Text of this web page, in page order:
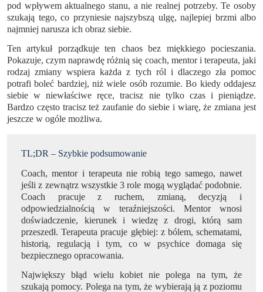
pod wpływem aktualnego stanu, a nie realnej potrzeby. Te osoby
szukają tego, co przyniesie najszybszą ulgę, najlepiej brzmi albo
najmniej narusza ich obraz siebie.
Ten artykuł porządkuje ten chaos bez miękkiego pocieszania.
Pokazuje, czym naprawdę różnią się coach, mentor i terapeuta, jaki
rodzaj zmiany wspiera każda z tych ról i dlaczego zła pomoc
potrafi boleć bardziej, niż wiele osób rozumie. Bo kiedy oddajesz
siebie w niewłaściwe ręce, tracisz nie tylko czas i pieniądze.
Bardzo często tracisz też zaufanie do siebie i wiarę, że zmiana jest
jeszcze w ogóle możliwa.
TL;DR – Szybkie podsumowanie
Coach, mentor i terapeuta nie robią tego samego, nawet
jeśli z zewnątrz wszystkie 3 role mogą wyglądać podobnie.
Coach pracuje z ruchem, zmianą, decyzją i
odpowiedzialnością w teraźniejszości. Mentor wnosi
doświadczenie, kierunek i wiedzę z drogi, którą sam
przeszedł. Terapeuta pracuje głębiej: z bólem, schematami,
historią, regulacją i tym, co w psychice domaga się
bezpiecznego opracowania.
Największy błąd wielu kobiet nie polega na tym, że
szukają pomocy. Polega na tym, że wybierają ją z poziomu